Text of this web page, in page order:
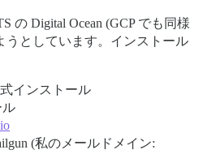
の Digital Ocean (GCP でも同様
うとしています。インストール
インストール
ル
(私のメールドメイン: